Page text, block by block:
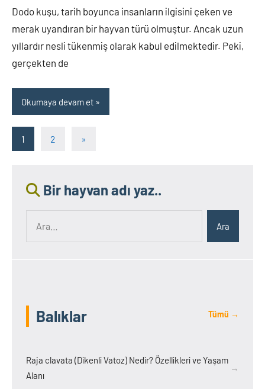
Dodo kuşu, tarih boyunca insanların ilgisini çeken ve
merak uyandıran bir hayvan türü olmuştur. Ancak uzun
yıllardır nesli tükenmiş olarak kabul edilmektedir. Peki,
gerçekten de
Okumaya devam et
Yazı
1 2
Sonraki
»
Bir hayvan adı yaz..
Ara
Balıklar Tümü →
Raja clavata (Dikenli Vatoz) Nedir? Özellikleri ve Yaşam
Alanı
→